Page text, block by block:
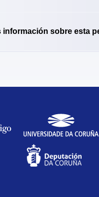
información sobre esta